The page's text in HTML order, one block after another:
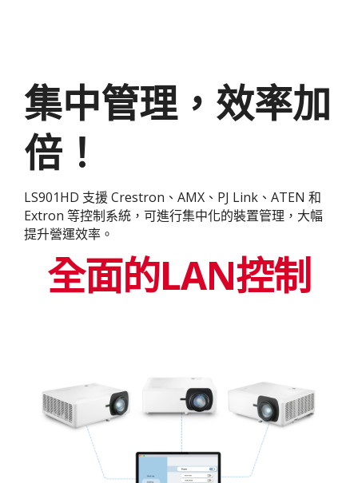
集中管理，效率加
倍！
LS901HD 支援 Crestron、AMX、PJ Link、ATEN 和
Extron 等控制系統，可進行集中化的裝置管理，大幅
提升營運效率。
全面的LAN控制